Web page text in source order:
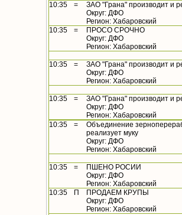
10:35 =
ЗАО "Грана" производит и
Округ: ДФО
Регион: Хабаровский
10:35
=
ПРОСО СРОЧНО
Округ: ДФО
Регион: Хабаровский
10:35 =
ЗАО "Грана" производит и
Округ: ДФО
Регион: Хабаровский
10:35 =
ЗАО "Грана" производит и
Округ: ДФО
Регион: Хабаровский
10:35
=
Объединение
реализует муку
Округ: ДФО
Регион: Хабаровский
10:35 =
ПШЕНО РОСИИ
Округ: ДФО
Регион: Хабаровский
10:35
П
ПРОДАЕМ КРУПЫ
Округ: ДФО
Регион: Хабаровский